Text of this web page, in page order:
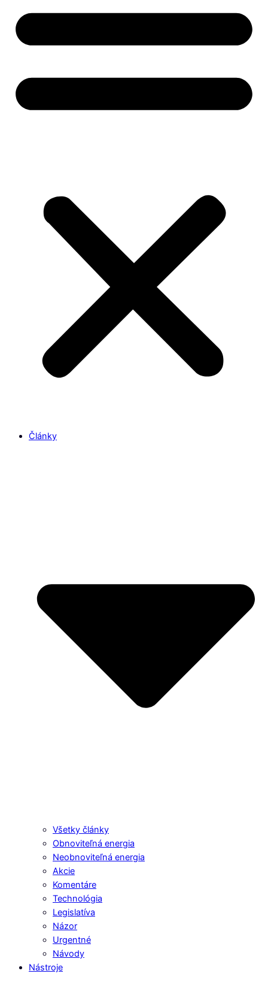
Články
Všetky články
Obnoviteľná energia
Neobnoviteľná energia
Akcie
Komentáre
Technológia
Legislatíva
Názor
Urgentné
Návody
Nástroje